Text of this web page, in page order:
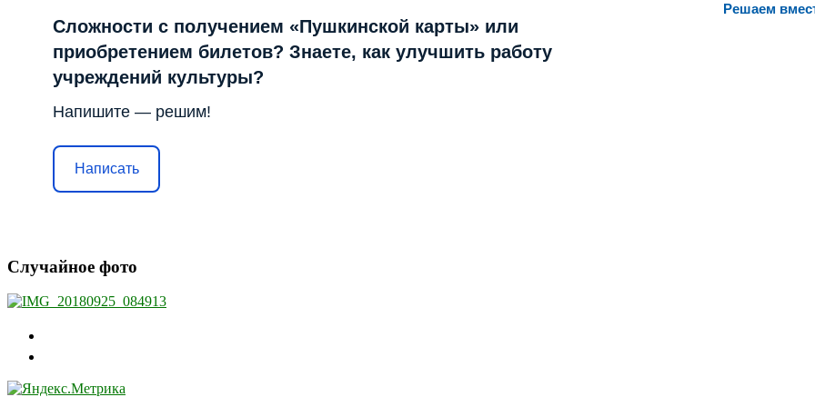
Решаем
Сложности с получением «Пушкинской карты» или
приобретением билетов? Знаете, как улучшить работу
учреждений культуры?
Напишите — решим!
Написать
Случайное фото